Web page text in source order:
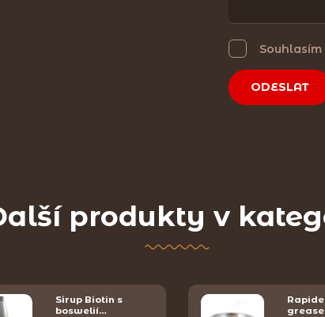
Souhlasím
ODESLAT
produkty v
Sirup Biotin s
boswelií…
Rapide